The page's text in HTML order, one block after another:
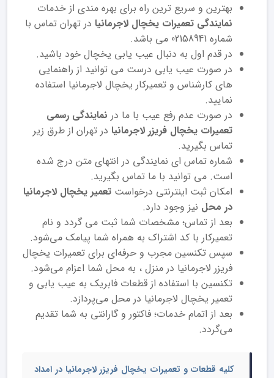
بهترین و سریع ترین راه برای بهره مندی از خدمات
نمایندگی تعمیرات یخچال لاجرمانیا در تهران تماس با
شماره 02158941 می باشد.
در قدم اول به دنبال عیب یابی یخچال خود باشید.
در صورت عیب یابی درست می توانید از راهنمایی
های کارشناس و تعمیرکار یخچال لاجرمانیا استفاده
نمایید.
در صورت عدم رفع عیب با ما در نمایندگی رسمی
تعمیرات یخچال فریزر لاجرمانیا در تهران از طرق زیر
تماس بگیرید.
شماره تماس ای نمایندگی در انتهای متن درج شده
است. می توانید با ما تماس بگیرید.
امکان ثبت اینترنتی درخواست تعمیر یخچال لاجرمانیا
در محل نیز وجود دارد.
بعد از تماس؛ مشخصات شما ثبت می گردد و نام
تعمیرکار با کد اشتراک به همراه شما پیامک می‌شود.
سپس تکنسین مجرب و حرفه‌ای برای تعمیرات یخچال
فریزر لاجرمانیا در منزل ، به محل شما اعزام می‌شود.
تکنسین با استفاده از قطعات فابریک به عیب یابی و
تعمیر یخچال لاجرمانیا در محل می‌پردازد.
بعد از اتمام خدمات؛ فاکتور و گارانتی به شما تقدیم
می‌گردد.
کلیه قطعات و تعمیرات یخچال فریزر لاجرمانیا در امداد